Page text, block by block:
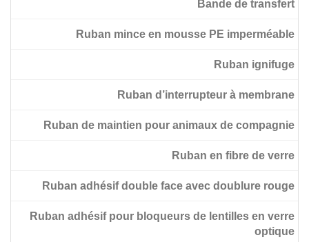
Ruban adhésif noir double face pour animaux de
compagnie avec doublure rouge
Bande de transfert
Ruban mince en mousse PE imperméable
Ruban ignifuge
Ruban d’interrupteur à membrane
Ruban de maintien pour animaux de compagnie
Ruban en fibre de verre
Ruban adhésif double face avec doublure rouge
Ruban adhésif pour bloqueurs de lentilles en verre
optique